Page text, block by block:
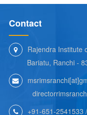
Contact
Rajendra Institute
Bariatu, Ranchi -
+91-651-2541533